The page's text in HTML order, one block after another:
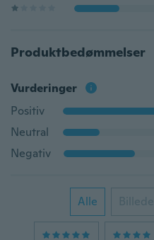
Produktbedømmelser
Vurderinger
Positiv
Neutral
Negativ
Alle Billede